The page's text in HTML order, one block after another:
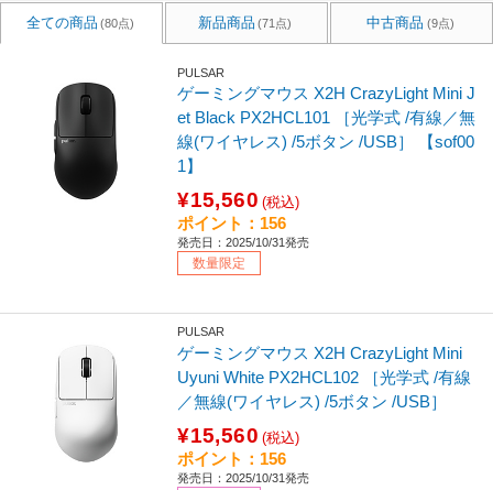
全ての商品 (80点) 新品商品 (71点) 中古商品 (9点)
PULSAR
ゲーミングマウス X2H CrazyLight Mini J
et Black PX2HCL101 ［光学式 /有線／無
線(ワイヤレス) /5ボタン /USB］ 【sof00
1】
¥15,560 (税込)
ポイント：156
発売日：2025/10/31発売
数量限定
PULSAR
ゲーミングマウス X2H CrazyLight Mini
Uyuni White PX2HCL102 ［光学式 /有線
／無線(ワイヤレス) /5ボタン /USB］
¥15,560 (税込)
ポイント：156
発売日：2025/10/31発売